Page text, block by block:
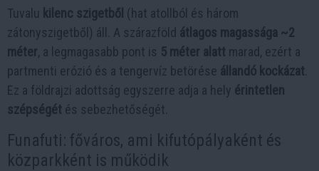
Tuvalu kilenc szigetből (hat atollból és három
zátonyszigetből) áll. A szárazföld átlagos magassága ~2
méter, a legmagasabb pont is 5 méter alatt marad, ezért a
partmenti erózió és a tengervíz betörése állandó kockázat
Ez a földrajzi adottság egyszerre adja a hely érintetlen
szépségét és sebezhetőségét.
Funafuti: főváros, ami kifutópályaként és
közparkként is működik